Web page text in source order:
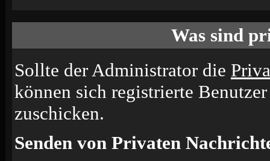
Was sind
Sollte der Administrator die
können sich registrierte
zuschicken.
Senden von Privaten